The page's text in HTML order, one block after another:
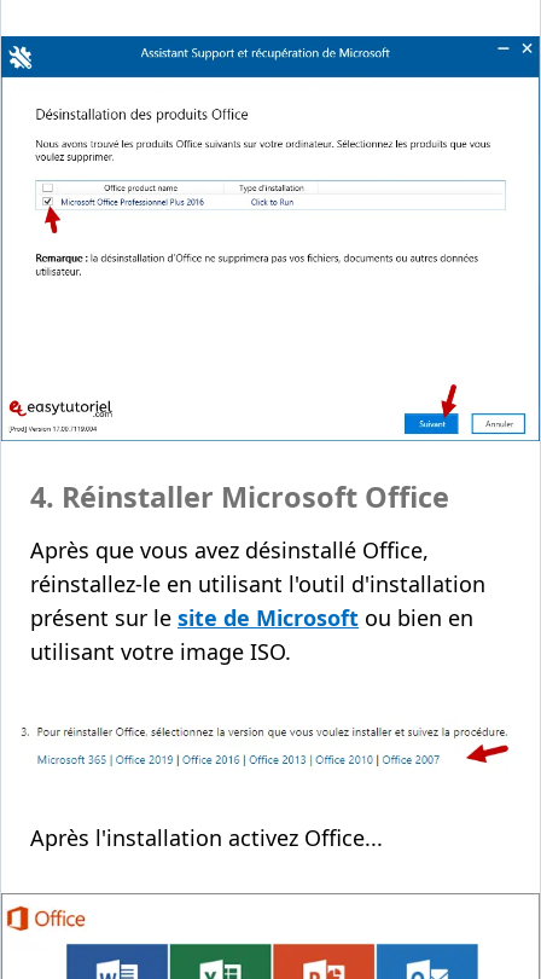
4. Réinstaller Microsoft Office
Après que vous avez désinstallé Office,
réinstallez-le en utilisant l'outil d'installation
présent sur le site de Microsoft ou bien en
utilisant votre image ISO.
Après l'installation activez Office...